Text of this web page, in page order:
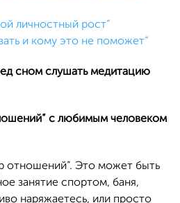
личностный рост”
и кому это не поможет”
сном слушать медитацию
с любимым человеком
отношений”. Это может быть
занятие спортом, баня,
наряжаетесь, или просто